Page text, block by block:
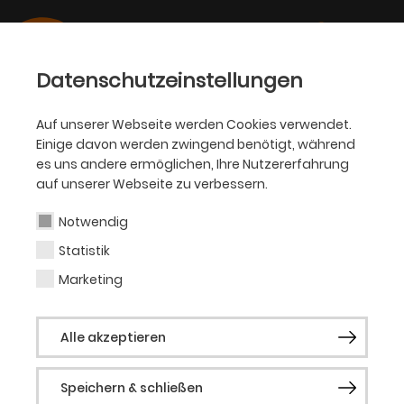
Datenschutzeinstellungen
Auf unserer Webseite werden Cookies verwendet.
Einige davon werden zwingend benötigt, während
es uns andere ermöglichen, Ihre Nutzererfahrung
auf unserer Webseite zu verbessern.
Notwendig
Statistik
Marketing
Alle akzeptieren
Speichern & schließen
SCHAUSPIEL
Carla Wyrsch
Physical Theatre Studentin
(Gast)
Carla Wyrsch, geboren 1996, wuchs im
Ruhrgebiet auf. Bevor sie 2020 ihr Physical